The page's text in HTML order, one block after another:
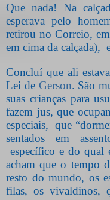
Que nada! Na
esperava pelo
retirou no Correio,
em cima da calçada),
Concluí que ali
Lei de Gerson. São
suas crianças para
fazem jus, que
especiais, que
sentados em
específico e do qual
acham que o tempo
resto do mundo, os
filas, os vivaldinos,